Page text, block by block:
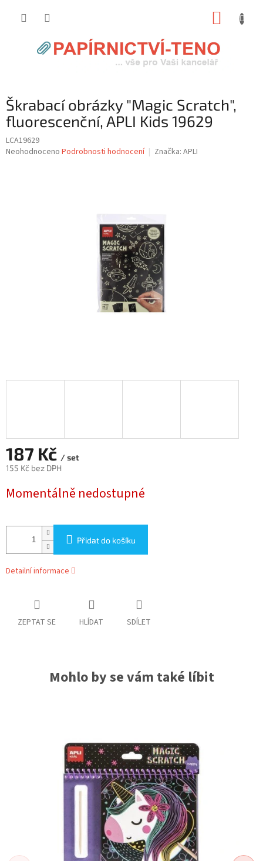
Škrabací obrázky "Magic Scratch",
fluorescenční, APLI Kids 19629
LCA19629
Průměrné
Neohodnoceno Podrobnosti hodnocení Značka: APLI
187 Kč / set
155 Kč bez DPH
cena:
Momentálně nedostupné
Přidat do košíku
Detailní informace
ZEPTAT SE HLÍDAT SDÍLET
Mohlo by se vám také líbit